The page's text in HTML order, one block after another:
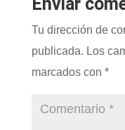
Tu dirección de
publicada. Los
marcados con *